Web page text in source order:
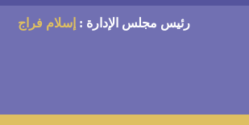
رئيس مجلس الإدارة : إسلام فراج